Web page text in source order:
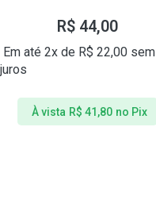
R$ 44,00
Em até 2x de R$ 22,00 sem
juros
À vista R$ 41,80 no Pix